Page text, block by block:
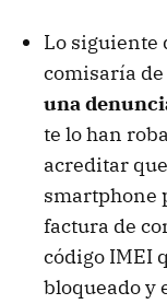
Lo siguiente
comisaría
una
te lo han
acreditar
smartphone
factura de
código IMEI
bloqueado y